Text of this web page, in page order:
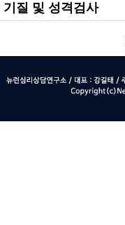
기질 및 성격검사